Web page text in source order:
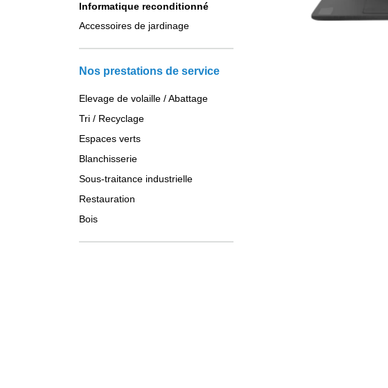
Informatique reconditionné
Accessoires de jardinage
Nos prestations de service
Elevage de volaille / Abattage
Tri / Recyclage
Espaces verts
Blanchisserie
Sous-traitance industrielle
Restauration
Bois